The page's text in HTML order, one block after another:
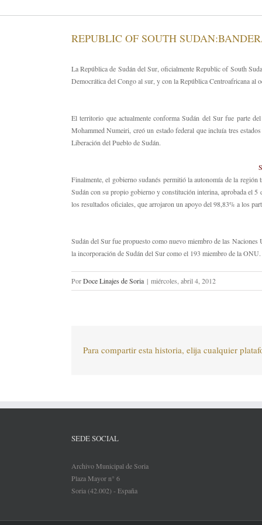
REPUBLIC OF SOUTH
La República de Sudán del Sur, oficialmente Republic of South
Democrática del Congo al sur, y con la República Centroafricana al
El territorio que actualmente conforma Sudán del Sur fue parte
Mohammed Numeiri, creó un estado federal que incluía tres
Liberación del Pueblo de Sudán.
Finalmente, el gobierno sudanés permitió la autonomía de la
Sudán con su propio gobierno y constitución interina, aprobada el
los resultados oficiales, que arrojaron un apoyo del 98,83% a los
Sudán del Sur fue propuesto como nuevo miembro de las
la incorporación de Sudán del Sur como el 193 miembro de la
PorDoce Linajes de Soria | miércoles, abril 4, 2012
Para compartir esta historia, elija cualquier
SEDE SOCIAL
Archivo Municipal de Soria
Plaza Mayor n° 6
Soria (42.002) - España